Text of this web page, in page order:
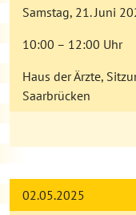
Samstag, 21. Juni
10:00 – 12:00 Uhr
Haus der Ärzte,
Saarbrücken
02.05.2025